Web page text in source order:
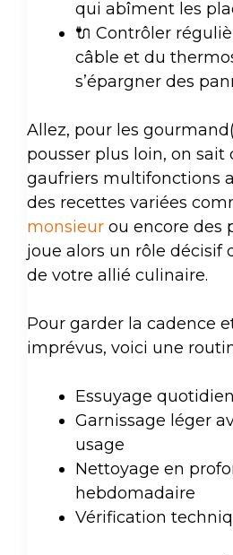
qui abîment les
🔌 Contrôler
câble et du
s’épargner des
Allez, pour les
pousser plus loin, on sait
gaufriers multifonctions
des recettes variées
monsieur ou encore des
joue alors un rôle décisif
de votre allié culinaire.
Pour garder la cadence
imprévus, voici une
Essuyage quotidien
Garnissage léger
usage
Nettoyage en
hebdomadaire
Vérification